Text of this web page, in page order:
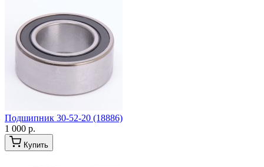
Подшипник 30-52-20 (18886)
1 000 р.
Купить